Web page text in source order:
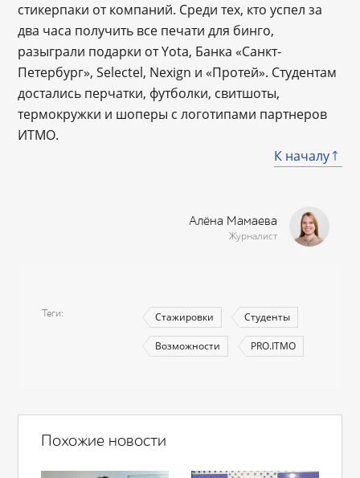
стикерпаки от компаний. Среди тех, кто успел за
два часа получить все печати для бинго,
разыграли подарки от Yota, Банка «Санкт-
Петербург», Selectel, Nexign и «Протей». Студентам
достались перчатки, футболки, свитшоты,
термокружки и шоперы с логотипами партнеров
ИТМО.
К началу
Алёна Мамаева
Журналист
Теги Стажировки Студенты
Возможности PRO.ITMO
Похожие новости